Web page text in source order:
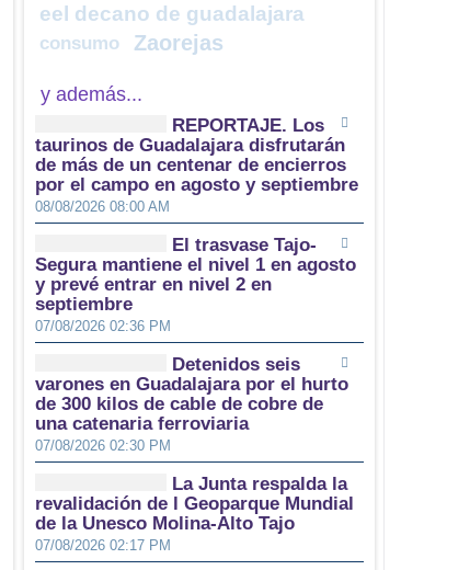
eel decano de guadalajara
consumo Zaorejas
y además...
REPORTAJE. Los
taurinos de Guadalajara disfrutarán
de más de un centenar de encierros
por el campo en agosto y septiembre
08/08/2026 08:00 AM
El trasvase Tajo-
Segura mantiene el nivel 1 en agosto
y prevé entrar en nivel 2 en
septiembre
07/08/2026 02:36 PM
Detenidos seis
varones en Guadalajara por el hurto
de 300 kilos de cable de cobre de
una catenaria ferroviaria
07/08/2026 02:30 PM
La Junta respalda la
revalidación de l Geoparque Mundial
de la Unesco Molina-Alto Tajo
07/08/2026 02:17 PM